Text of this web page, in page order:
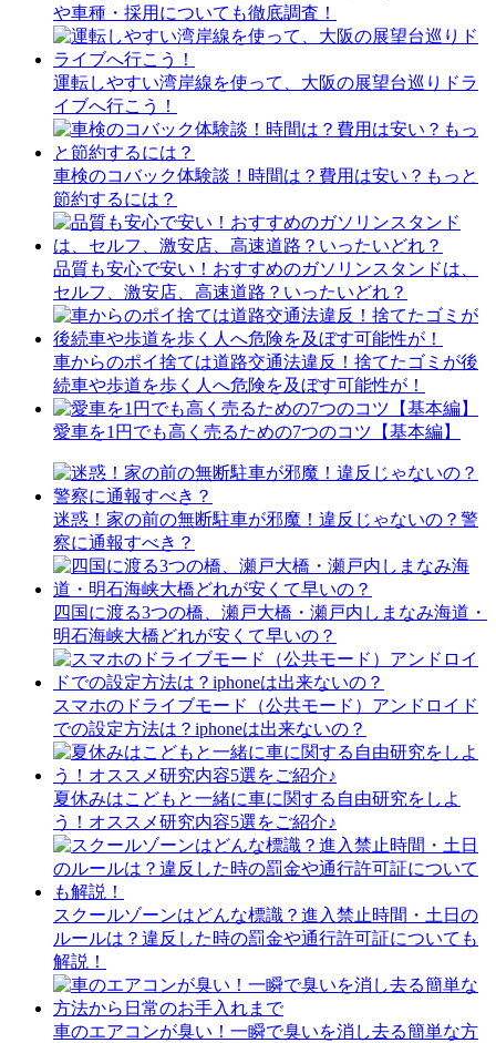
や車種・採用についても徹底調査！
運転しやすい湾岸線を使って、大阪の展望台巡りドラ
イブへ行こう！
車検のコバック体験談！時間は？費用は安い？もっと
節約するには？
品質も安心で安い！おすすめのガソリンスタンドは、
セルフ、激安店、高速道路？いったいどれ？
車からのポイ捨ては道路交通法違反！捨てたゴミが後
続車や歩道を歩く人へ危険を及ぼす可能性が！
愛車を1円でも高く売るための7つのコツ【基本編】
迷惑！家の前の無断駐車が邪魔！違反じゃないの？警
察に通報すべき？
四国に渡る3つの橋、瀬戸大橋・瀬戸内しまなみ海道・
明石海峡大橋どれが安くて早いの？
スマホのドライブモード（公共モード）アンドロイド
での設定方法は？iphoneは出来ないの？
夏休みはこどもと一緒に車に関する自由研究をしよ
う！オススメ研究内容5選をご紹介♪
スクールゾーンはどんな標識？進入禁止時間・土日の
ルールは？違反した時の罰金や通行許可証についても
解説！
車のエアコンが臭い！一瞬で臭いを消し去る簡単な方